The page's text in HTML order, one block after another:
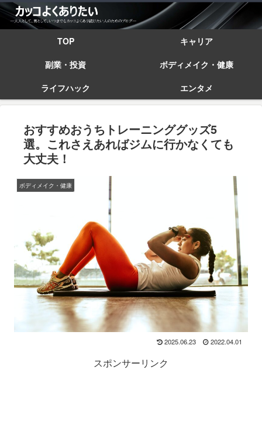
TOP
キャリア
副業・投資
ボディメイク・健康
ライフハック
エンタメ
おすすめおうちトレーニンググッズ5
選。これさえあればジムに行かなくても
大丈夫！
ボディメイク・健康
2025.06.23 2022.04.01
スポンサーリンク